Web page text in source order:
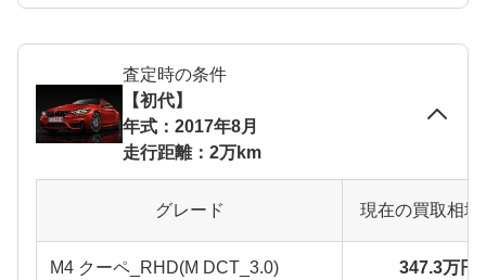
査定時の条件
【初代】
年式：2017年8月
走行距離：2万km
グレード 現在の買取相
M4 クーペ_RHD(M DCT_3.0) 347.3万円